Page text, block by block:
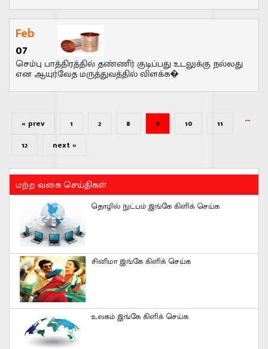
Feb
07
செம்பு பாத்திரத்தில் தண்ணீர் குடிப்பது உடலுக்கு நல்லது
என ஆயுர்வேத மருத்துவத்தில் விளக்க�
« prev 1 2 ...
8 9 10
11
12
next »
மற்ற வகை செய்திகள்
தொழில் நுட்பம் இங்கே கிளிக் செய்க
சினிமா இங்கே கிளிக் செய்க
உலகம் இங்கே கிளிக் செய்க